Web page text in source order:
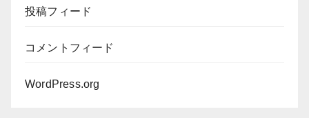
投稿フィード
コメントフィード
WordPress.org